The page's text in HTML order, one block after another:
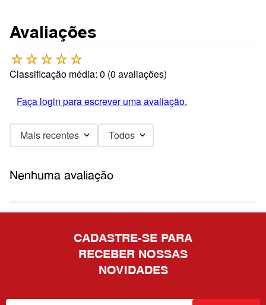
Avaliações
☆☆☆☆☆
Classificação média: 0 (0 avaliações)
Faça login para escrever uma avaliação.
Mais recentes Todos
Nenhuma avaliação
CADASTRE-SE PARA
RECEBER NOSSAS
NOVIDADES